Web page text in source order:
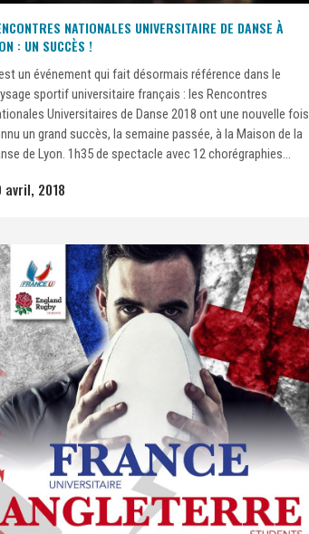
NATIONALES UNIVERSITAIRE DE DANSE À
: UN SUCCÈS !
un événement qui fait désormais référence dans le
sportif universitaire français : les Rencontres
Universitaires de Danse 2018 ont une nouvelle fois
un grand succès, la semaine passée, à la Maison de la
de Lyon. 1h35 de spectacle avec 12 chorégraphies...
avril, 2018